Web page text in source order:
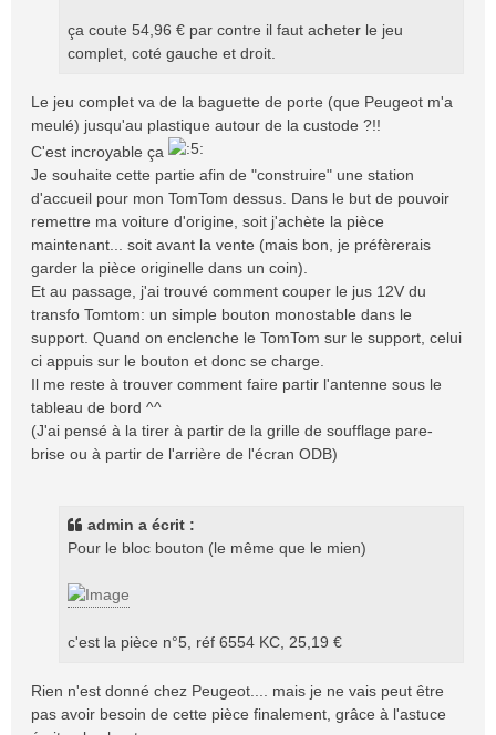
ça coute 54,96 € par contre il faut acheter le jeu
complet, coté gauche et droit.
Le jeu complet va de la baguette de porte (que Peugeot m'a
meulé) jusqu'au plastique autour de la custode ?!!
C'est incroyable ça
Je souhaite cette partie afin de "construire" une station
d'accueil pour mon TomTom dessus. Dans le but de pouvoir
remettre ma voiture d'origine, soit j'achète la pièce
maintenant... soit avant la vente (mais bon, je préfèrerais
garder la pièce originelle dans un coin).
Et au passage, j'ai trouvé comment couper le jus 12V du
transfo Tomtom: un simple bouton monostable dans le
support. Quand on enclenche le TomTom sur le support, celui
ci appuis sur le bouton et donc se charge.
Il me reste à trouver comment faire partir l'antenne sous le
tableau de bord ^^
(J'ai pensé à la tirer à partir de la grille de soufflage pare-
brise ou à partir de l'arrière de l'écran ODB)
admin a écrit :
Pour le bloc bouton (le même que le mien)
c'est la pièce n°5, réf 6554 KC, 25,19 €
Rien n'est donné chez Peugeot.... mais je ne vais peut être
pas avoir besoin de cette pièce finalement, grâce à l'astuce